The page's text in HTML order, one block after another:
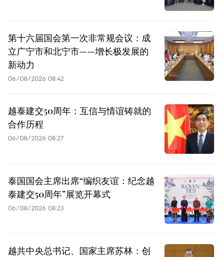
第十六届国会第一次非常规会议：成
立广宁市和北宁市——增长极发展的
新动力
06/08/2026 08:42
越泰建交50周年：互信与情谊铸就的
合作历程
06/08/2026 08:27
泰国国会主席出席“编织友谊：纪念越
泰建交50周年”展览开幕式
06/08/2026 08:23
越共中央总书记、国家主席苏林：创